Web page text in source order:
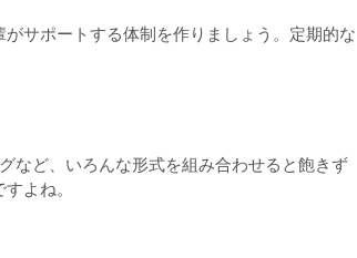
サポートする体制を作りましょう。定期的な
など、いろんな形式を組み合わせると飽きず
よね。